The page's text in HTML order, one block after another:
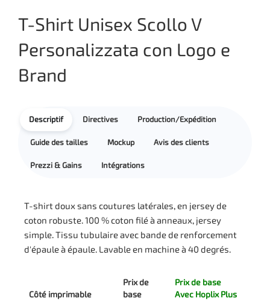
T-Shirt Unisex Scollo V
Personalizzata con Logo e
Brand
Descriptif Directives Production/Expédition
Guide des tailles Mockup Avis des clients
Prezzi & Gains Intégrations
T-shirt doux sans coutures latérales, en jersey de
coton robuste. 100 % coton filé à anneaux, jersey
simple. Tissu tubulaire avec bande de renforcement
d'épaule à épaule. Lavable en machine à 40 degrés.
Côté imprimable
Prix de
base
Prix de base
Avec Hoplix Plus